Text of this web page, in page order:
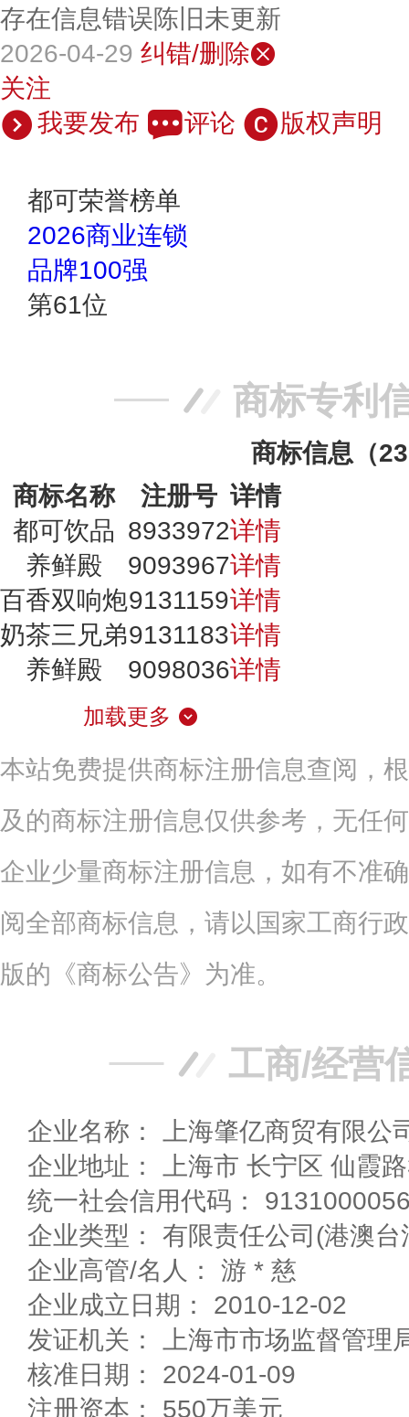
存在信息错误陈旧未更新
2026-04-29 纠错/删除
关注
我要发布
评论 版权声明
都可荣誉榜单
2026商业连锁
品牌100强
第61位
商标专利
商标信息（
商标名称
注册号 详情
都可饮品 8933972详情
养鲜殿
9093967详情
百香双响炮9131159详情
奶茶三兄弟9131183详情
养鲜殿
9098036详情
加载更多
本站免费提供商标注册信息查阅，
及的商标注册信息仅供参考，无任
企业少量商标注册信息，如有不准
阅全部商标信息，请以国家工商行
版的《商标公告》为准。
工商/经营
企业名称： 上海肇亿商贸有限公
企业地址： 上海市 长宁
统一社会信用代码：
企业类型： 有限责任公司(港澳台
企业高管/名人： 游 * 慈
企业成立日期： 2010-12-02
发证机关： 上海市市场监督管理
核准日期： 2024-01-09
注册资本： 550万美元